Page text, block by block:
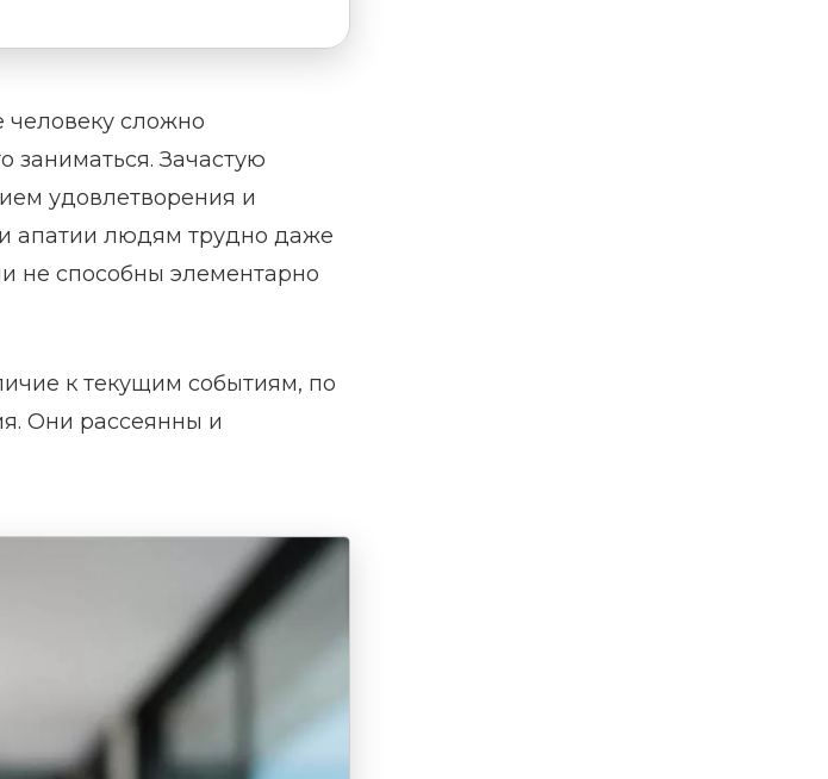
человеку сложно
Зачастую
удовлетворения и
апатии людям трудно даже
не способны элементарно
к текущим событиям, по
Они рассеянны и